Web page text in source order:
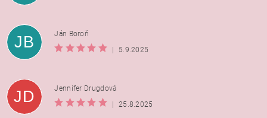
JB
Ján Boroň
|
5.9.2025
JD
Jennifer Drugdová
|
25.8.2025